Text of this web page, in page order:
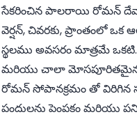
సేకరించిన పాలరాయి రోమన్
వెర్షన్, చివరకు, ప్రాంతంలో
స్థలము అవసరం మాత్రమే
మరియు చాలా మోసపూరితమైన
రోమన్ సోపానక్రమం తో విరిగిన
పందులను పెంపకం మరియు